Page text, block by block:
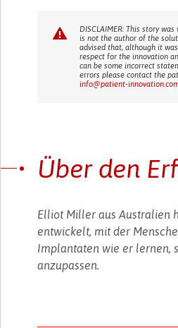
DISCLAIMER: This story
is not the author of the
advised that, although it
respect for the innovation
can be some incorrect
errors please contact the
info@patient-
Über den
Elliot Miller aus Australien
entwickelt, mit der
Implantaten wie er lernen,
anzupassen.